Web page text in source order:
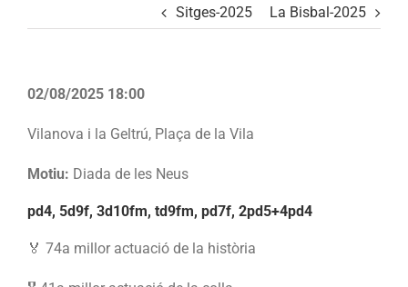
Sitges-2025 La Bisbal-2025
02/08/2025 18:00
Vilanova i la Geltrú, Plaça de la Vila
Motiu: Diada de les Neus
pd4, 5d9f, 3d10fm, td9fm, pd7f, 2pd5+4pd4
🏅 74a millor actuació de la història